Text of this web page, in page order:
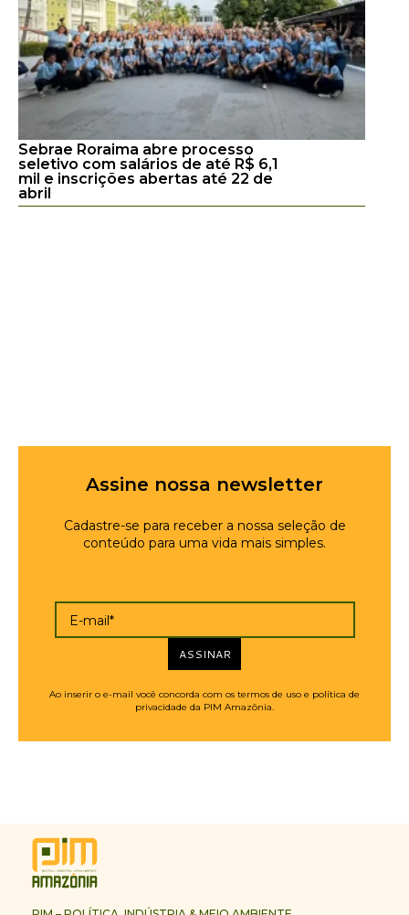
Sebrae Roraima abre processo
seletivo com salários de até R$ 6,1
mil e inscrições abertas até 22 de
abril
Assine nossa newsletter
Cadastre-se para receber a nossa seleção de
conteúdo para uma vida mais simples.
E-mail*
ASSINAR
Ao inserir o e-mail você concorda com os termos de uso e política de
privacidade da PIM Amazônia.